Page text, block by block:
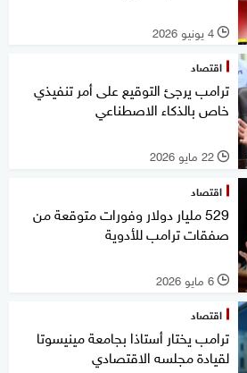
l 4 يونيو 2026
اقتصاد
ترامب يرجئ التوقيع على أمر تنفيذي
خاص بالذكاء الاصطناعي
l 22 مايو 2026
اقتصاد
529 مليار دولار وفورات متوقعة من
صفقات ترامب للأدوية
l 6 مايو 2026
اقتصاد
ترامب يختار أستاذا بجامعة مينيسوتا
لقيادة مجلسه الاقتصادي